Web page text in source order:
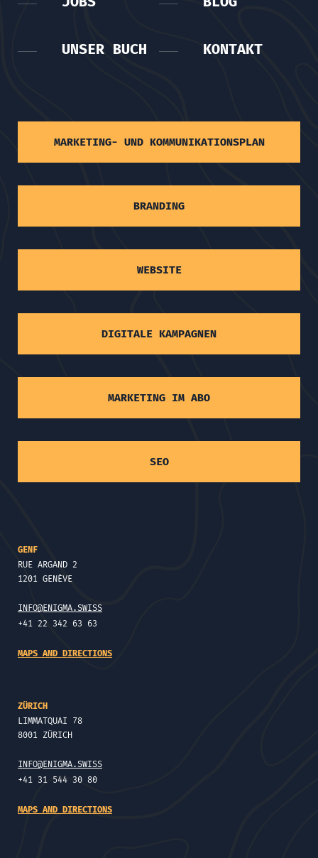
UNSER BUCH KONTAKT
MARKETING- UND KOMMUNIKATIONSPLAN
BRANDING
WEBSITE
DIGITALE KAMPAGNEN
MARKETING IM ABO
SEO
GENF
RUE ARGAND 2
1201 GENÈVE
INFO@ENIGMA.SWISS
+41 22 342 63 63
MAPS AND DIRECTIONS
ZÜRICH
LIMMATQUAI 78
8001 ZÜRICH
INFO@ENIGMA.SWISS
+41 31 544 30 80
MAPS AND DIRECTIONS